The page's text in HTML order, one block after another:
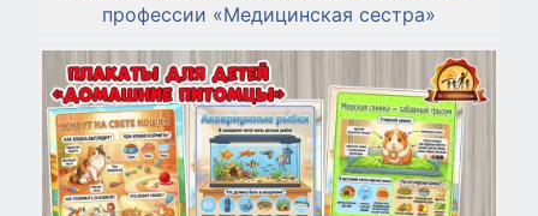
профессии «Медицинская сестра»